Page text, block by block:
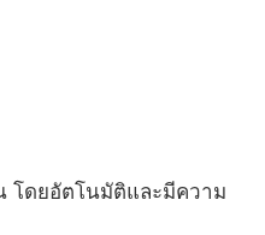
โดยอัตโนมัติและมีความ